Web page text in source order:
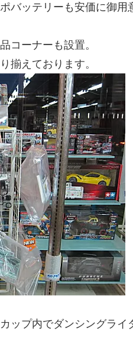
バッテリーも安価に御用
コーナーも設置。
揃えております。
ップ内でダンシングライ